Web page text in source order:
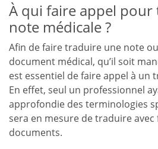
À qui faire appel
note médicale ?
Afin de faire traduire une note
document médical, qu’il soit
est essentiel de faire appel à un
En effet, seul un professionnel
approfondie des terminologies
sera en mesure de traduire
documents.